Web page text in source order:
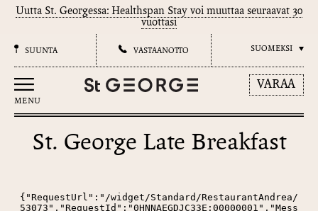
Uutta St. Georgessa: Healthspan Stay voi muuttaa seuraavat 30
vuottasi
SUUNTA VASTAANOTTO SUOMEKSI
MENU
VARAA
St. George Late Breakfast